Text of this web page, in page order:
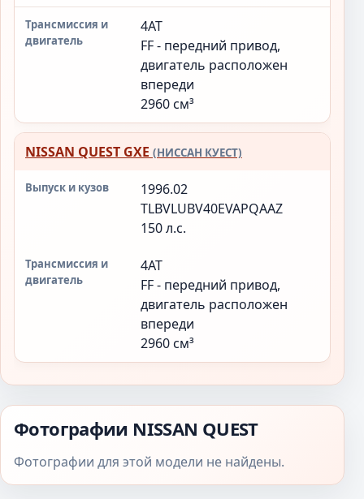
4AT
FF - передний привод,
двигатель расположен
впереди
2960 см³
NISSAN QUEST GXE (НИССАН КУЕСТ)
1996.02
TLBVLUBV40EVAPQAAZ
150 л.с.
4AT
FF - передний привод,
двигатель расположен
впереди
2960 см³
Фотографии NISSAN QUEST
Фотографии для этой модели не найдены.